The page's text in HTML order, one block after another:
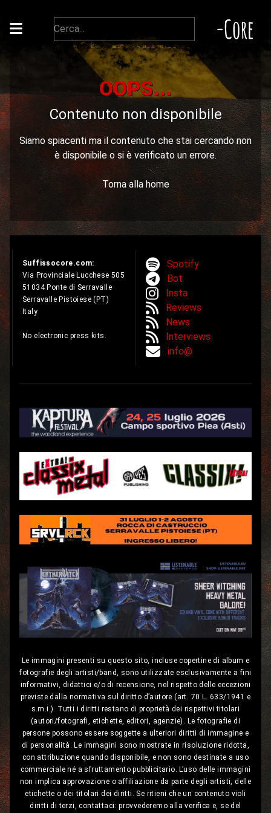
-Core
OOPS...
Contenuto non disponibile
Siamo spiacenti ma il contenuto che stai cercando non
è disponibile o si è verificato un errore.
Torna alla home
Suffissocore.com:
Via Provinciale Lucchese 505
51034 Ponte di Serravalle
Serravalle Pistoiese (PT)
Italy
No electronic press kits.
Spotify
Bot
Insta
Reviews
News
Interviews
info@
Le immagini presenti su questo sito, incluse copertine di album e
fotografie degli artisti/band, sono utilizzate esclusivamente a fini
informativi, didattici e/o di recensione, nel rispetto delle eccezioni
previste dalla normativa sul diritto d’autore (art. 70 L. 633/1941 e
s.m.i.). Tutti i diritti restano di proprietà dei rispettivi titolari
(autori/fotografi, etichette, editori, agenzie). Le fotografie di
persone possono essere soggette a ulteriori diritti di immagine e
di personalità. Le immagini sono mostrate in risoluzione ridotta,
con attribuzione quando disponibile, e non sono destinate a uso
commerciale né a sfruttamento pubblicitario. L’uso delle immagini
non implica approvazione o affiliazione da parte degli artisti, delle
etichette o dei titolari dei diritti. Se ritieni che un contenuto violi
diritti di terzi, contattaci: provvederemo alla verifica e, se del